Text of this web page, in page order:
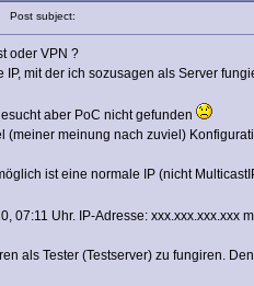
Post subject:
oder VPN ?
IP, mit der ich sozusagen als Server
aber PoC nicht gefunden
(meiner meinung nach zuviel)
ist eine normale IP (nicht
07:11 Uhr. IP-Adresse: xxx.xxx.xxx.xxx
als Tester (Testserver) zu fungiren.